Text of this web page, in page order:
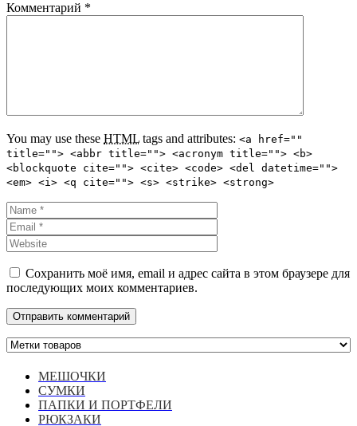
Комментарий *
You may use these HTML tags and attributes: <a href=""
title=""> <abbr title=""> <acronym title=""> <b>
<blockquote cite=""> <cite> <code> <del datetime="">
<em> <i> <q cite=""> <s> <strike> <strong>
Сохранить моё имя, email и адрес сайта в этом браузере для
последующих моих комментариев.
МЕШОЧКИ
СУМКИ
ПАПКИ И ПОРТФЕЛИ
РЮКЗАКИ